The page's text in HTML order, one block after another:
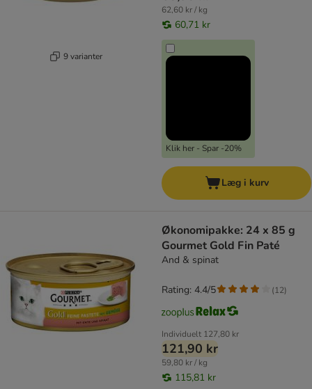
9 varianter
62,60 kr / kg
60,71 kr
Klik her - Spar -20%
Læg i kurv
Økonomipakke: 24 x 85 g
Gourmet Gold Fin Paté
And & spinat
Individuelt 127,80 kr
121,90 kr
59,80 kr / kg
115,81 kr
Rating: 4.4/5 (12)